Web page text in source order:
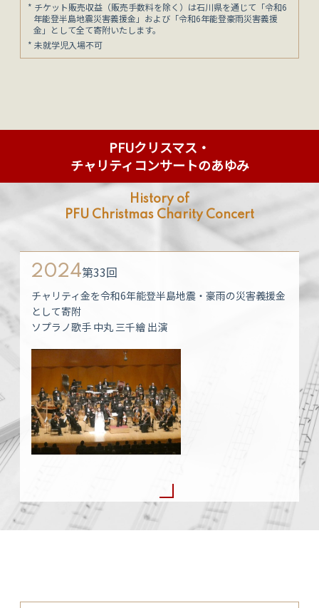
* チケット販売収益（販売手数料を除く）は石川県を通じて「令和6
年能登半島地震災害義援金」および「令和6年能登豪雨災害義援
金」として全て寄附いたします。
* 未就学児入場不可
PFUクリスマス・
チャリティコンサートのあゆみ
History of
PFU Christmas Charity Concert
2024第33回
チャリティ金を令和6年能登半島地震・豪雨の災害義援金
として寄附
ソプラノ歌手 中丸 三千繪 出演